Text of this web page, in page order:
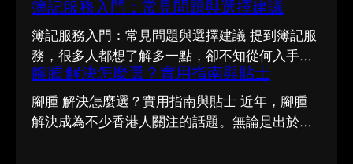
簿記服務入門：常見問題與選擇建議
簿記服務入門：常見問題與選擇建議 提到簿記服
務，很多人都想了解多一點，卻不知從何入手。
市面上資訊繁多，真假難辨。以下整理了幾個值
得留意的重點，希望能幫助你更清晰地掌握簿記
服務的相關知識。 事前要留意甚麼 在做決定之
腳腫 解決怎麼選？實用指南與貼士
腳腫 解決怎麼選？實用指南與貼士 近年，腳腫
解決成為不少香港人關注的話題。無論是出於實